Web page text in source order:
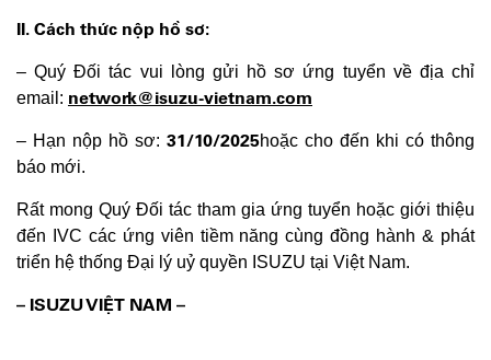
II. Cách thức nộp hồ sơ:
– Quý Đối tác vui lòng gửi hồ sơ ứng tuyển về địa chỉ
email: network@isuzu-vietnam.com
– Hạn nộp hồ sơ: 31/10/2025hoặc cho đến khi có thông
báo mới.
Rất mong Quý Đối tác tham gia ứng tuyển hoặc giới thiệu
đến IVC các ứng viên tiềm năng cùng đồng hành & phát
triển hệ thống Đại lý uỷ quyền ISUZU tại Việt Nam.
– ISUZU VIỆT NAM –